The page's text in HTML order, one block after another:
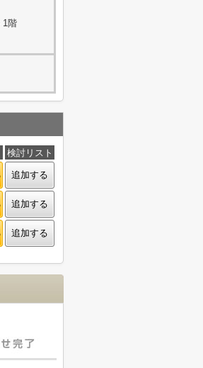
1階
検討リスト
追加する
追加する
追加する